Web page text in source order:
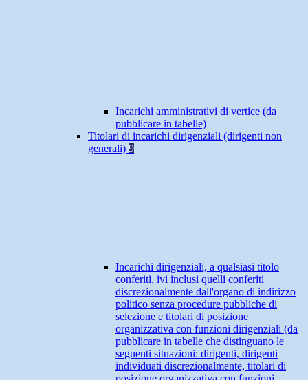
Incarichi amministrativi di vertice (da
pubblicare in tabelle)
Titolari di incarichi dirigenziali (dirigenti non
generali) 9
Incarichi dirigenziali, a qualsiasi titolo
conferiti, ivi inclusi quelli conferiti
discrezionalmente dall'organo di indirizzo
politico senza procedure pubbliche di
selezione e titolari di posizione
organizzativa con funzioni dirigenziali (da
pubblicare in tabelle che distinguano le
seguenti situazioni: dirigenti, dirigenti
individuati discrezionalmente, titolari di